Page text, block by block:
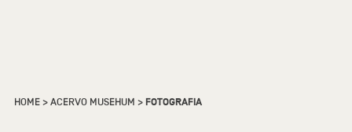
HOME>ACERVO MUSEHUM >FOTOGRAFIA